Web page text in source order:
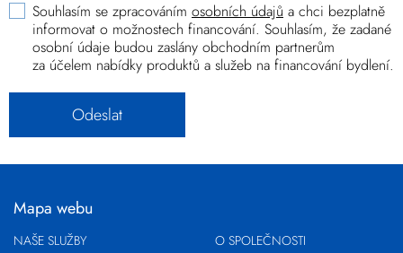
Souhlasím se zpracováním osobních údajů a chci bezplatně
informovat o možnostech financování. Souhlasím, že zadané
osobní údaje budou zaslány obchodním partnerům
za účelem nabídky produktů a služeb na financování bydlení.
Mapa webu
NAŠE SLUŽBY
O SPOLEČNOSTI